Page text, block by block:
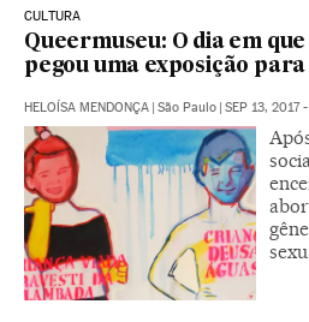
CULTURA
Queermuseu: O dia em
pegou uma exposição
HELOÍSA MENDONÇA | São Paulo | SEP 13, 2017